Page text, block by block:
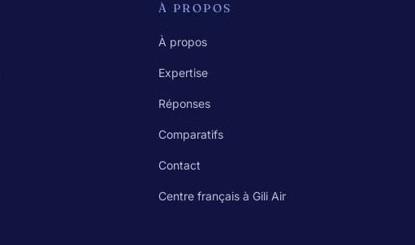
À PROPOS
À propos
Expertise
Réponses
Comparatifs
Contact
Centre français à Gili Air